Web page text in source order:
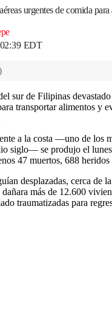
urgentes de comida para
EDT
sur de Filipinas
transportar alimentos y
a la costa —uno de los
siglo— se produjo el
47 muertos, 688
desplazadas, cerca de
más de 12.600
traumatizadas para